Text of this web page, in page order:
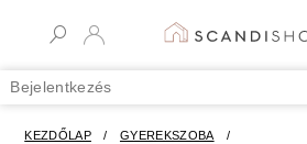
Bejelentkezés
KEZDŐLAP / GYEREKSZOBA
/